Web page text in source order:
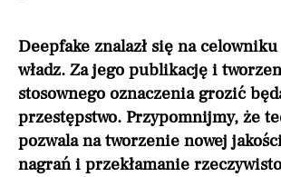
Deepfake znalazł się na
władz. Za jego publikację i
stosownego oznaczenia grozić
przestępstwo. Przypomnijmy, że
pozwala na tworzenie nowej
nagrań i przekłamanie